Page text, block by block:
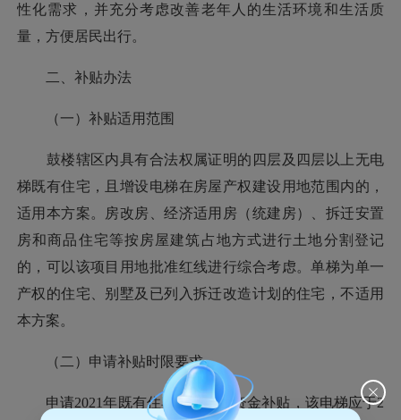
性化需求，并充分考虑改善老年人的生活环境和生活质
量，方便居民出行。
二、补贴办法
（一）补贴适用范围
鼓楼辖区内具有合法权属证明的四层及四层以上无电
梯既有住宅，且增设电梯在房屋产权建设用地范围内的，
适用本方案。房改房、经济适用房（统建房）、拆迁安置
房和商品住宅等按房屋建筑占地方式进行土地分割登记
的，可以该项目用地批准红线进行综合考虑。单梯为单一
产权的住宅、别墅及已列入拆迁改造计划的住宅，不适用
本方案。
（二）申请补贴时限要求
申请2021年既有住宅增设电梯资金补贴，该电梯应于2